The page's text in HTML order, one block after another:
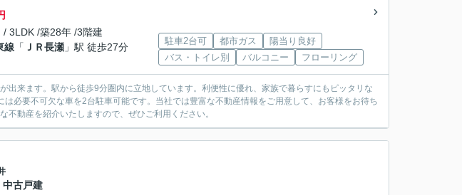
3LDK /築28年 /3階建
線 「 ＪＲ長瀬 」駅 徒歩27分
駐車2台可 都市ガス
陽当り良好
バス・トイレ別
バルコニー フローリング
出来ます。駅から徒歩9分圏内に立地しています。利便性に優れ、家族で暮らすにもピッタリな
必要不可欠な車を2台駐車可能です。当社では豊富な不動産情報をご用意して、お客様をお待ち
不動産を紹介いたしますので、ぜひご利用ください。
古戸建